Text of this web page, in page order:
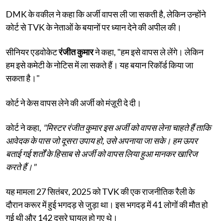
DMK के वकील ने कहा कि अर्जी वापस ली जा सकती है, लेकिन उन्होंने
कोर्ट से TVK के नेताओं के बयानों पर ध्यान देने की अपील की।
सीनियर एडवोकेटरंजीत कुमारने कहा, "हम इसे वापस ले लेंगे। लेकिन
हम इसे कमेटी के नोटिस में ला सकते हैं। यह बयान रिकॉर्ड किया जा
सकता है।"
कोर्ट ने केस वापस लेने की अर्जी को मंज़ूरी दे दी।
कोर्ट ने कहा, "मिस्टर रंजीत कुमार इस अर्जी को वापस लेना चाहते हैं ताकि
आवेदक के पास जो दूसरा उपाय हो, उसे अपनाया जा सके। हम ऊपर
बताई गई शर्तों के हिसाब से अर्जी को वापस लिया हुआ मानकर खारिज
करते हैं।"
यह मामला 27 सितंबर, 2025 को TVK की एक राजनीतिक रैली के
दौरान करूर में हुई भगदड़ से जुड़ा था। इस भगदड़ में 41 लोगों की मौत हो
गई थी और 142 दूसरे घायल हो गए थे।